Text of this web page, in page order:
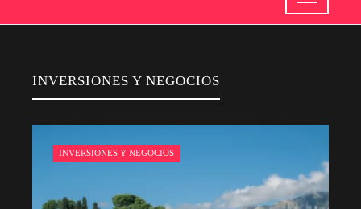
INVERSIONES Y NEGOCIOS
INVERSIONES Y NEGOCIOS